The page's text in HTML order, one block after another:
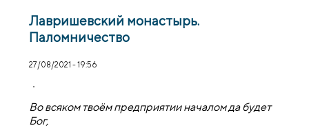
Лавришевский монастырь.
Паломничество
27/08/2021 - 19:56
Во всяком твоём предприятии началом да будет
Бог,